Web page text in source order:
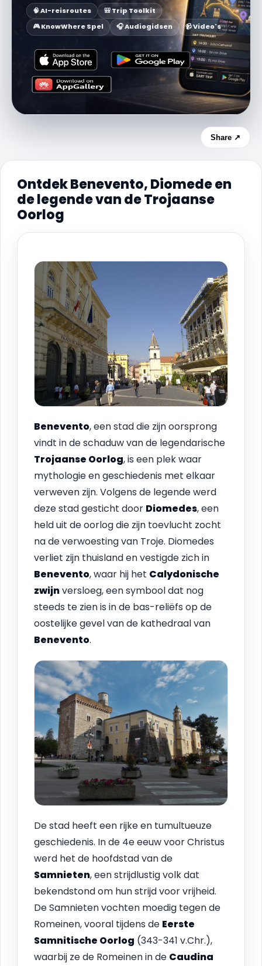
🧠 AI-reisroutes
🎒 Trip Toolkit
🎮 KnowWhere Spel
🎧 Audiogidsen 📹 Video's
Share ↗
Ontdek Benevento, Diomede en
de legende van de Trojaanse
Oorlog
Benevento, een stad die zijn oorsprong
vindt in de schaduw van de legendarische
Trojaanse Oorlog, is een plek waar
mythologie en geschiedenis met elkaar
verweven zijn. Volgens de legende werd
deze stad gesticht door Diomedes, een
held uit de oorlog die zijn toevlucht zocht
na de verwoesting van Troje. Diomedes
verliet zijn thuisland en vestigde zich in
Benevento, waar hij het Calydonische
zwijnversloeg, een symbool dat nog
steeds te zien is in de bas-reliëfs op de
oostelijke gevel van de kathedraal van
Benevento.
De stad heeft een rijke en tumultueuze
geschiedenis. In de 4e eeuw voor Christus
werd het de hoofdstad van de
Samnieten, een strijdlustig volk dat
bekendstond om hun strijd voor vrijheid.
De Samnieten vochten moedig tegen de
Romeinen, vooral tijdens de Eerste
Samnitische Oorlog (343-341 v.Chr.),
waarbij ze de Romeinen in de Caudina